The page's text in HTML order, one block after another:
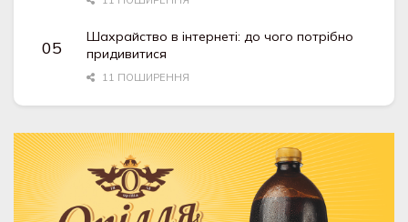
Шахрайство в інтернеті: до чого потрібно
придивитися
11 ПОШИРЕННЯ